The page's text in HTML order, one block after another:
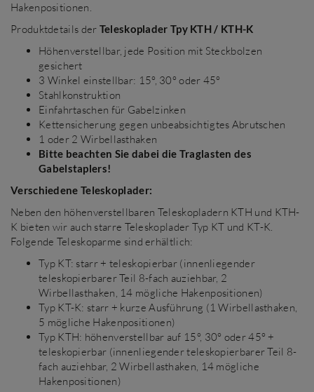
Hakenpositionen.
Produktdetails der Teleskoplader Tpy KTH / KTH-K
Höhenverstellbar, jede Position mit Steckbolzen
gesichert
3 Winkel einstellbar: 15°, 30° oder 45°
Stahlkonstruktion
Einfahrtaschen für Gabelzinken
Kettensicherung gegen unbeabsichtigtes Abrutschen
1 oder 2 Wirbellasthaken
Bitte beachten Sie dabei die Traglasten des
Gabelstaplers!
Verschiedene Teleskoplader:
Neben den höhenverstellbaren Teleskopladern KTH und KTH-
K bieten wir auch starre Teleskoplader Typ KT und KT-K.
Folgende Teleskoparme sind erhältlich:
Typ KT: starr + teleskopierbar (innenliegender
teleskopierbarer Teil 8-fach auziehbar, 2
Wirbellasthaken, 14 mögliche Hakenpositionen)
Typ KT-K: starr + kurze Ausführung (1 Wirbellasthaken,
5 mögliche Hakenpositionen)
Typ KTH: höhenverstellbar auf 15°, 30° oder 45° +
teleskopierbar (innenliegender teleskopierbarer Teil 8-
fach auziehbar, 2 Wirbellasthaken, 14 mögliche
Hakenpositionen)